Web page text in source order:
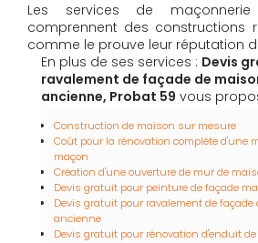
Les services de
comprennent des constructions
comme le prouve leur réputation
En plus de ses services : Devis
ravalement de façade de
ancienne, Probat 59 vous
Construction de maison sur mesure
Coût pour la rénovation complète d'une
maçon
Création d'une ouverture de mur de
Devis gratuit pour peinture de façade
Devis gratuit pour ravalement de façade
ancienne
Devis gratuit pour rénovation d'enduit